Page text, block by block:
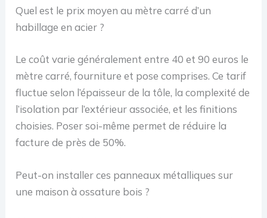
Quel est le prix moyen au mètre carré d’un
habillage en acier ?
Le coût varie généralement entre 40 et 90 euros le
mètre carré, fourniture et pose comprises. Ce tarif
fluctue selon l’épaisseur de la tôle, la complexité de
l’isolation par l’extérieur associée, et les finitions
choisies. Poser soi-même permet de réduire la
facture de près de 50%.
Peut-on installer ces panneaux métalliques sur
une maison à ossature bois ?